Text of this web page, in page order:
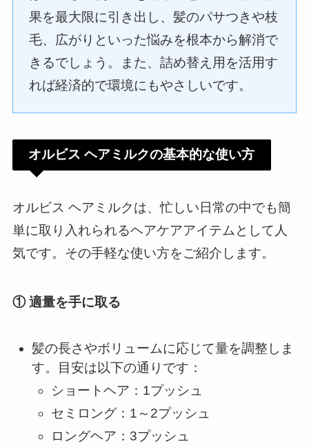
果を最大限に引き出し、髪のパサつきや枝
毛、広がりといった悩みを根本から解消で
きるでしょう。また、詰め替え用を活用す
れば経済的で環境にもやさしいです。
オルビス ヘアミルクの基本的な使い方
オルビス ヘアミルクは、忙しい日常の中でも簡
単に取り入れられるヘアケアアイテムとして人
気です。その手軽な使い方をご紹介します。
① 適量を手に取る
髪の長さやボリュームに応じて量を調整しま
す。目安は以下の通りです：
ショートヘア：1プッシュ
セミロング：1～2プッシュ
ロングヘア：3プッシュ